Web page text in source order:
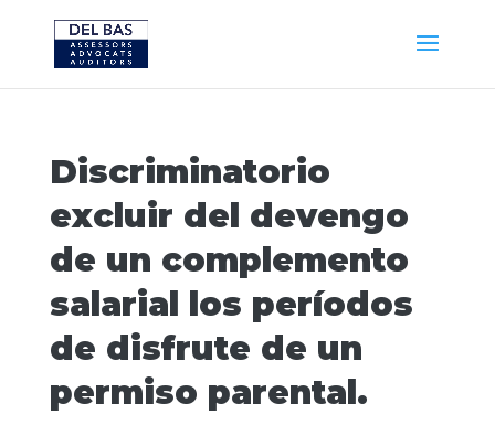
Discriminatorio
excluir del devengo
de un complemento
salarial los períodos
de disfrute de un
permiso parental.